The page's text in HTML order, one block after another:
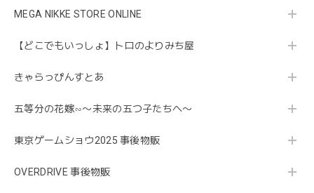
MEGA NIKKE STORE ONLINE
【どこでもいっしょ】トロのよりみち屋
きゃらっぴんすとあ
五等分の花嫁∽〜未来の五つ子たちへ〜
東京ゲームショウ2025 事後物販
OVERDRIVE 事後物販